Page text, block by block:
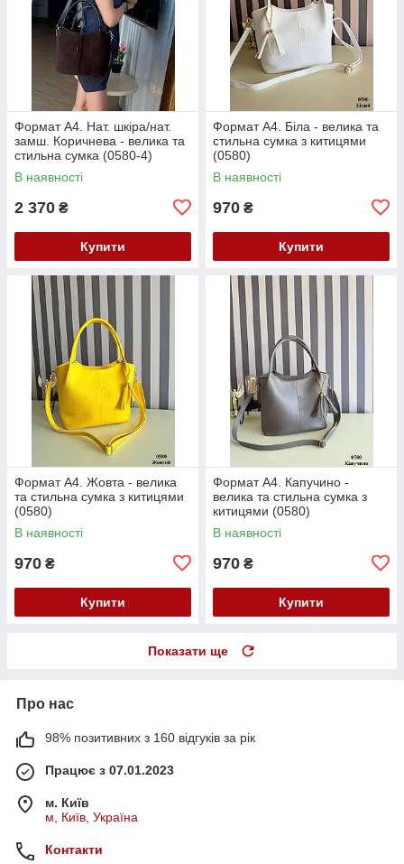
Формат А4. Нат. шкіра/нат.
замш. Коричнева - велика та
стильна сумка (0580-4)
В наявності
2 370 ₴
Купити
Формат А4. Біла - велика та
стильна сумка з китицями
(0580)
В наявності
970 ₴
Купити
Формат А4. Жовта - велика
та стильна сумка з китицями
(0580)
В наявності
970 ₴
Купити
Формат А4. Капучино -
велика та стильна сумка з
китицями (0580)
В наявності
970 ₴
Купити
Показати ще
Про нас
98% позитивних з 160 відгуків за рік
Працює з 07.01.2023
м. Київ
м, Київ, Україна
Контакти